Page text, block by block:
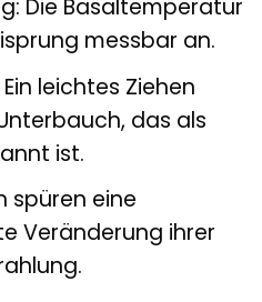
Die Basaltemperatur
messbar an.
leichtes Ziehen
das als
ist.
spüren eine
Veränderung ihrer